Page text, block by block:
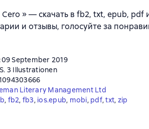
» — скачать в fb2, txt, epub, pdf
и отзывы, голосуйте за
:09 September 2019
3 Illustrationen
Literary Management Ltd
, fb2, fb3, ios.epub, mobi, pdf, txt, zip